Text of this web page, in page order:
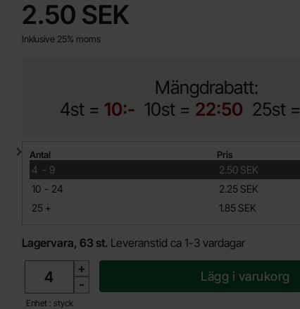
pris
2.50 SEK
Inklusive 25% moms
Mängdrabatt:
4st = 10:- 10st = 22:50 25st =
Mängdrabatt
Antal Pris
4 -
till 9
2.50 SEK
10 -
till 24
2.25 SEK
25 +
till 1.85 SEK
Lagervara, 63 st. Leveranstid ca 1-3 vardagar
+
-
Enhet : styck
Lägg i varukorg